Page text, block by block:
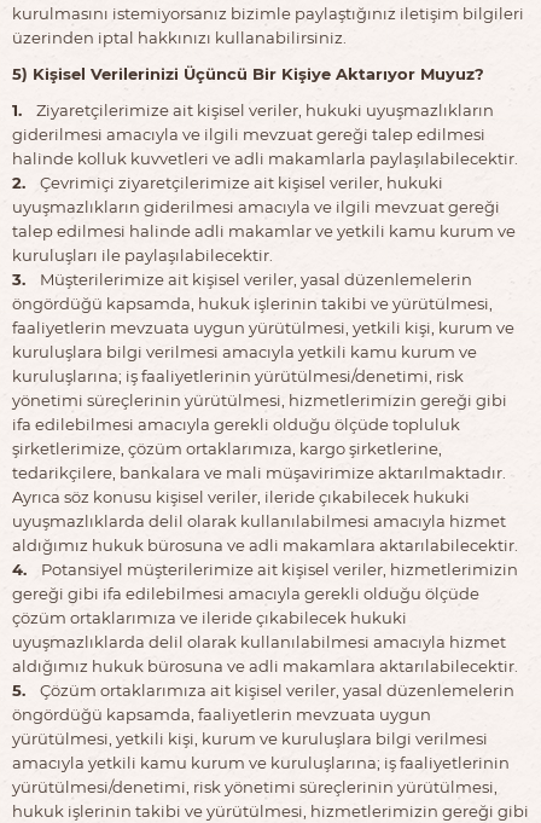
kurulmasını istemiyorsanız bizimle paylaştığınız iletişim bilgileri
üzerinden iptal hakkınızı kullanabilirsiniz.
5) Kişisel Verilerinizi Üçüncü Bir Kişiye Aktarıyor Muyuz?
1. Ziyaretçilerimize ait kişisel veriler, hukuki uyuşmazlıkların
giderilmesi amacıyla ve ilgili mevzuat gereği talep edilmesi
halinde kolluk kuvvetleri ve adli makamlarla paylaşılabilecektir.
2. Çevrimiçi ziyaretçilerimize ait kişisel veriler, hukuki
uyuşmazlıkların giderilmesi amacıyla ve ilgili mevzuat gereği
talep edilmesi halinde adli makamlar ve yetkili kamu kurum ve
kuruluşları ile paylaşılabilecektir.
3. Müşterilerimize ait kişisel veriler, yasal düzenlemelerin
öngördüğü kapsamda, hukuk işlerinin takibi ve yürütülmesi,
faaliyetlerin mevzuata uygun yürütülmesi, yetkili kişi, kurum ve
kuruluşlara bilgi verilmesi amacıyla yetkili kamu kurum ve
kuruluşlarına; iş faaliyetlerinin yürütülmesi/denetimi, risk
yönetimi süreçlerinin yürütülmesi, hizmetlerimizin gereği gibi
ifa edilebilmesi amacıyla gerekli olduğu ölçüde topluluk
şirketlerimize, çözüm ortaklarımıza, kargo şirketlerine,
tedarikçilere, bankalara ve mali müşavirimize aktarılmaktadır.
Ayrıca söz konusu kişisel veriler, ileride çıkabilecek hukuki
uyuşmazlıklarda delil olarak kullanılabilmesi amacıyla hizmet
aldığımız hukuk bürosuna ve adli makamlara aktarılabilecektir.
4. Potansiyel müşterilerimize ait kişisel veriler, hizmetlerimizin
gereği gibi ifa edilebilmesi amacıyla gerekli olduğu ölçüde
çözüm ortaklarımıza ve ileride çıkabilecek hukuki
uyuşmazlıklarda delil olarak kullanılabilmesi amacıyla hizmet
aldığımız hukuk bürosuna ve adli makamlara aktarılabilecektir.
5. Çözüm ortaklarımıza ait kişisel veriler, yasal düzenlemelerin
öngördüğü kapsamda, faaliyetlerin mevzuata uygun
yürütülmesi, yetkili kişi, kurum ve kuruluşlara bilgi verilmesi
amacıyla yetkili kamu kurum ve kuruluşlarına; iş faaliyetlerinin
yürütülmesi/denetimi, risk yönetimi süreçlerinin yürütülmesi,
hukuk işlerinin takibi ve yürütülmesi, hizmetlerimizin gereği gibi